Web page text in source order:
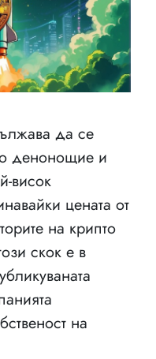
да се
денонощие и
висок
цената от
на крипто
скок е в
на